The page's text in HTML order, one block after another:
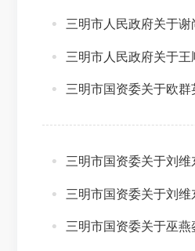
三明市人民政府关于
三明市人民政府关于
三明市国资委关于欧
三明市国资委关于刘维
三明市国资委关于刘维
三明市国资委关于巫